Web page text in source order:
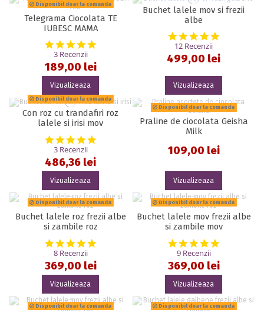
Disponibil doar la comanda
Telegrama Ciocolata TE
IUBESC MAMA
5.0 star rating
3 Recenzii
189,00 lei
Vizualizeaza
Buchet lalele mov si frezii
albe
5.0 star
12 Recenzii
499,00 lei
Vizualizeaza
Disponibil doar la comanda
Con roz cu trandafiri roz
lalele si irisi mov
5.0 star rating
3 Recenzii
486,36 lei
Vizualizeaza
Disponibil doar la comanda
Praline de ciocolata Geisha
Milk
109,00 lei
Vizualizeaza
Disponibil doar la comanda
Buchet lalele roz frezii albe
si zambile roz
5.0 star rating
8 Recenzii
369,00 lei
Vizualizeaza
Disponibil doar la comanda
Buchet lalele mov frezii albe
si zambile mov
4.9 star
9 Recenzii
369,00 lei
Vizualizeaza
Disponibil doar la comanda Disponibil doar la comanda